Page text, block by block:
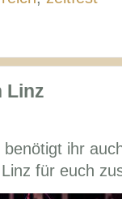
Linz
ihr
für euch